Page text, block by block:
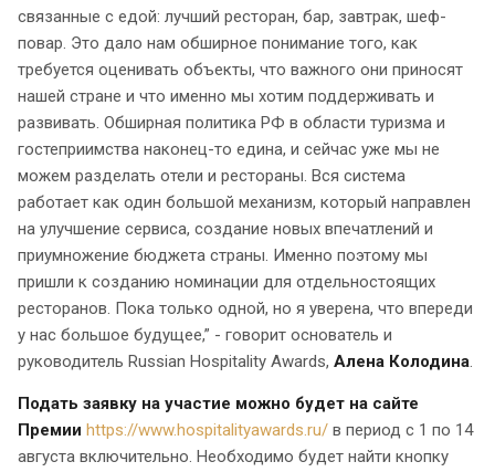
связанные с едой: лучший ресторан, бар, завтрак, шеф-
повар. Это дало нам обширное понимание того, как
требуется оценивать объекты, что важного они приносят
нашей стране и что именно мы хотим поддерживать и
развивать. Обширная политика РФ в области туризма и
гостеприимства наконец-то едина, и сейчас уже мы не
можем разделать отели и рестораны. Вся система
работает как один большой механизм, который направлен
на улучшение сервиса, создание новых впечатлений и
приумножение бюджета страны. Именно поэтому мы
пришли к созданию номинации для отдельностоящих
ресторанов. Пока только одной, но я уверена, что впереди
у нас большое будущее,” - говорит основатель и
руководитель Russian Hospitality Awards, Алена Колодина.
Подать заявку на участие можно будет на сайте
Премии https://www.hospitalityawards.ru/ в период с 1 по 14
августа включительно. Необходимо будет найти кнопку